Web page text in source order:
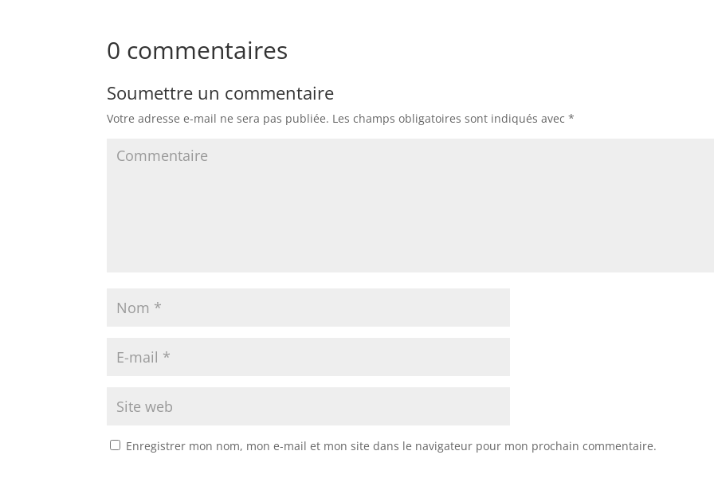
0 commentaires
Soumettre un commentaire
Votre adresse e-mail ne sera pas publiée. Les champs obligatoires sont indiqués avec*
Enregistrer mon nom, mon e-mail et mon site dans le navigateur pour mon prochain commentaire.